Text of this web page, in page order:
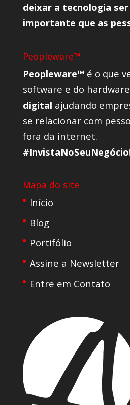
deixar a tecnologia
importante que as
Peopleware™
Peopleware™ é o que
software e do
digital ajudando
se relacionar com
fora da internet.
Mapa do site
Início
Blog
Portifólio
Assine a Newsletter
Entre em Contato